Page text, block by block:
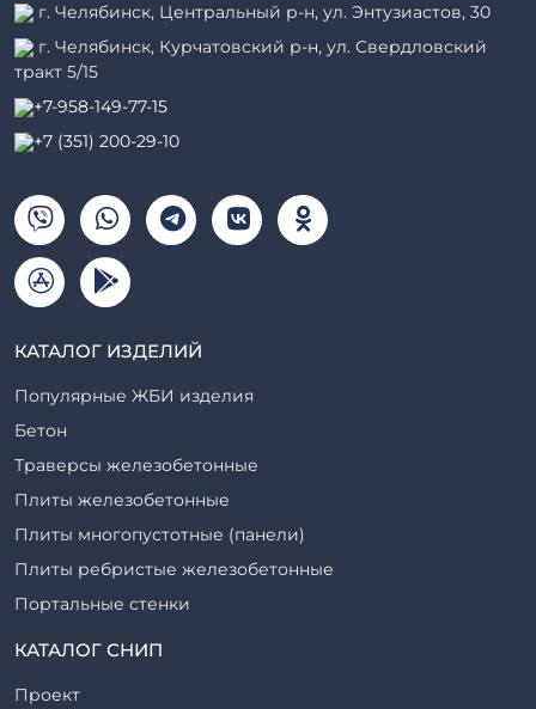
г. Челябинск, Центральный р-н, ул. Энтузиастов, 30
г. Челябинск, Курчатовский р-н, ул. Свердловский
тракт 5/15
+7-958-149-77-15
+7 (351) 200-29-10
КАТАЛОГ ИЗДЕЛИЙ
Популярные ЖБИ изделия
Бетон
Траверсы железобетонные
Плиты железобетонные
Плиты многопустотные (панели)
Плиты ребристые железобетонные
Портальные стенки
Прогоны железобетонные
КАТАЛОГ СНИП
Проект